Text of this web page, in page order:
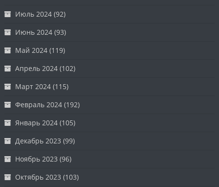
Июль 2024 (92)
Июнь 2024 (93)
Май 2024 (119)
Апрель 2024 (102)
Март 2024 (115)
Февраль 2024 (192)
Январь 2024 (105)
Декабрь 2023 (99)
Ноябрь 2023 (96)
Октябрь 2023 (103)